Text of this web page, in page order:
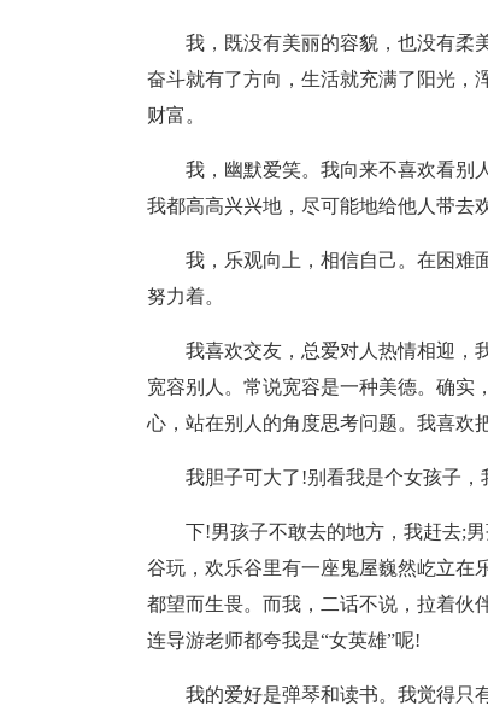
我，既没有美丽的容貌，也没有柔
奋斗就有了方向，生活就充满了阳光，
财富。
我，幽默爱笑。我向来不喜欢看别
我都高高兴兴地，尽可能地给他人带去
我，乐观向上，相信自己。在困难
努力着。
我喜欢交友，总爱对人热情相迎，
宽容别人。常说宽容是一种美德。确实
心，站在别人的角度思考问题。我喜欢
我胆子可大了!别看我是个女孩子，
下!男孩子不敢去的地方，我赶去;
谷玩，欢乐谷里有一座鬼屋巍然屹立在
都望而生畏。而我，二话不说，拉着伙
连导游老师都夸我是“女英雄”呢!
我的爱好是弹琴和读书。我觉得只